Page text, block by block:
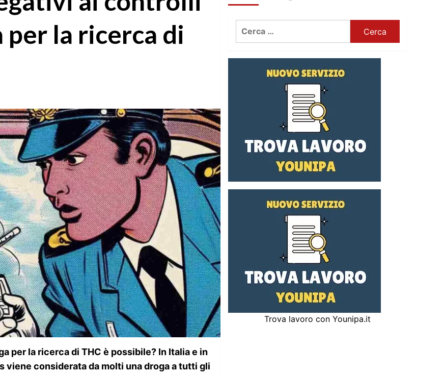
la ricerca di
per la ricerca di THC è possibile? In Italia e in
viene considerata da molti una droga a tutti gli
Ricerca
Trova lavoro con Younipa.it